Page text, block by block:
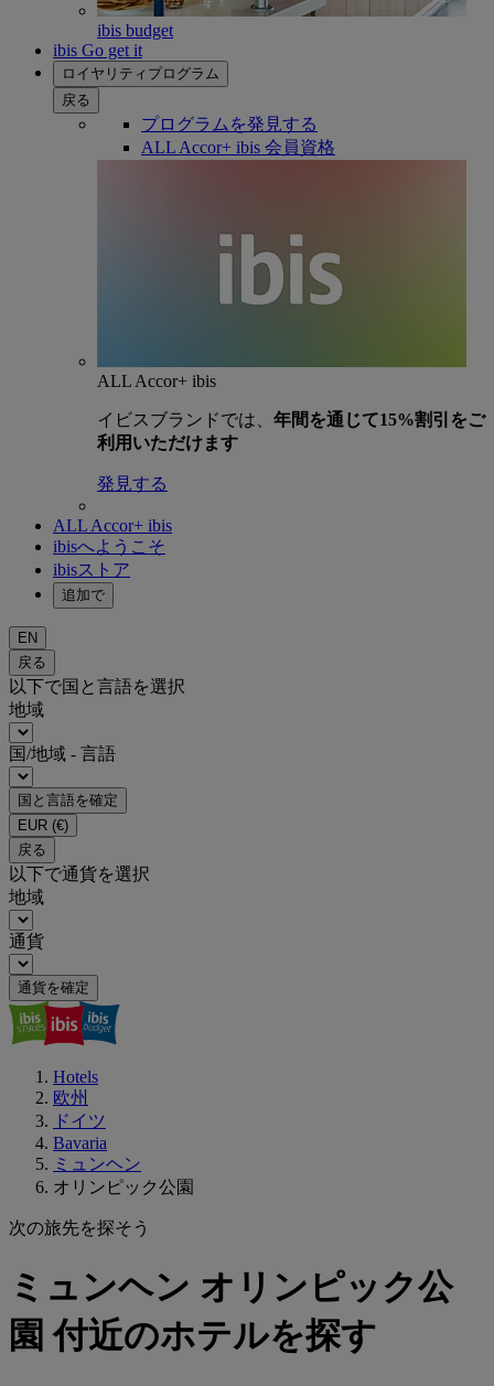
ibis budget
ibis Go get it
ロイヤリティプログラム
戻る
プログラムを発見する
ALL Accor+ ibis 会員資格
ALL Accor+ ibis
イビスブランドでは、 年間を通じて15%割引をご
利用いただけます
発見する
ALL Accor+ ibis
ibisへようこそ
ibisストア
追加で
EN
戻る
以下で国と言語を選択
地域
国/地域 - 言語
国と言語を確定
EUR (€)
戻る
以下で通貨を選択
地域
通貨
通貨を確定
Hotels
欧州
ドイツ
Bavaria
ミュンヘン
オリンピック公園
次の旅先を探そう
ミュンヘン オリンピック公
園 付近のホテルを探す